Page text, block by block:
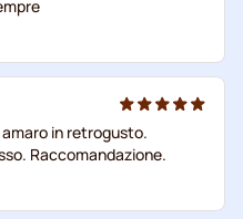
in retrogusto.
Raccomandazione.